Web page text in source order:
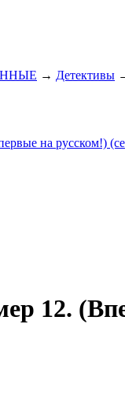
→ Детективы
12.